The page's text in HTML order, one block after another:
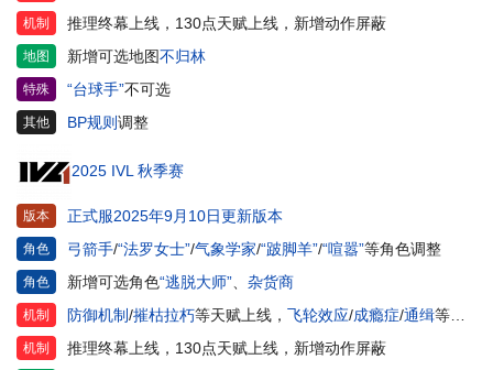
机制 推理终幕上线，130点天赋上线，新增动作屏蔽
地图 新增可选地图不归林
特殊 “台球手”不可选
其他 BP规则调整
2025 IVL 秋季赛
版本 正式服2025年9月10日更新版本
角色 弓箭手/“法罗女士”/气象学家/“跛脚羊”/“喧嚣”等角色调整
角色 新增可选角色“逃脱大师” 杂货商
机制 防御机制/摧枯拉朽等天赋上线， 飞轮效应/成瘾症/通缉等天赋调整
机制 推理终幕上线，130点天赋上线，新增动作屏蔽